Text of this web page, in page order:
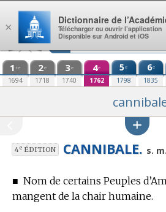
Aller au contenu
1 re
1694
2e
1718
3e
1740
4e
1762
5e
1798
6e
1835
4eÉDITION CANNIBALE. s. m.
■ Nom de certains Peuples
mangent de la chair humaine.
×
Dictionnaire de
Télécharger ou ouvrir l’application
Disponible sur Android et iOS